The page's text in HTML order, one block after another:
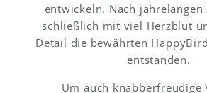
entwickeln. Nach jahrelangen
schließlich mit viel Herzblut
Detail die bewährten
entstanden.
Um auch knabberfreudige